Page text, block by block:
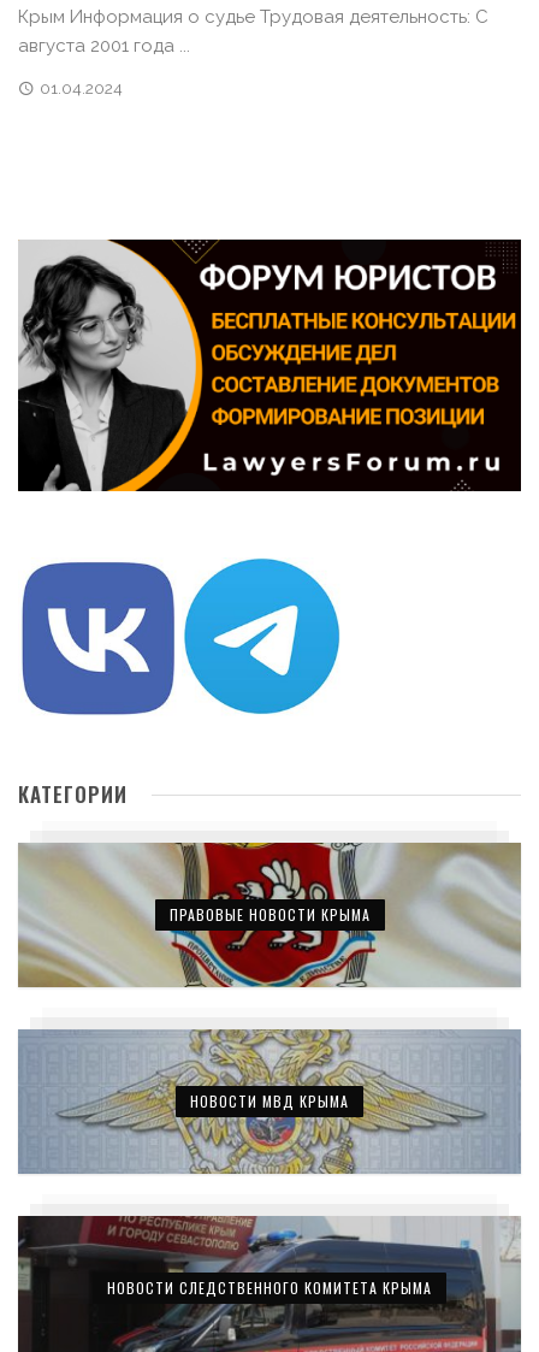
Крым Информация о судье Трудовая деятельность: С
августа 2001 года ...
01.04.2024
КАТЕГОРИИ
ПРАВОВЫЕ НОВОСТИ КРЫМА
НОВОСТИ МВД КРЫМА
НОВОСТИ СЛЕДСТВЕННОГО КОМИТЕТА КРЫМА